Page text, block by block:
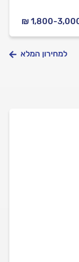
₪ 1,800-
למחירון המלא